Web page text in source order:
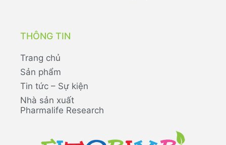
THÔNG TIN
Trang chủ
Sản phẩm
Tin tức – Sự kiện
Nhà sản xuất
Pharmalife Research